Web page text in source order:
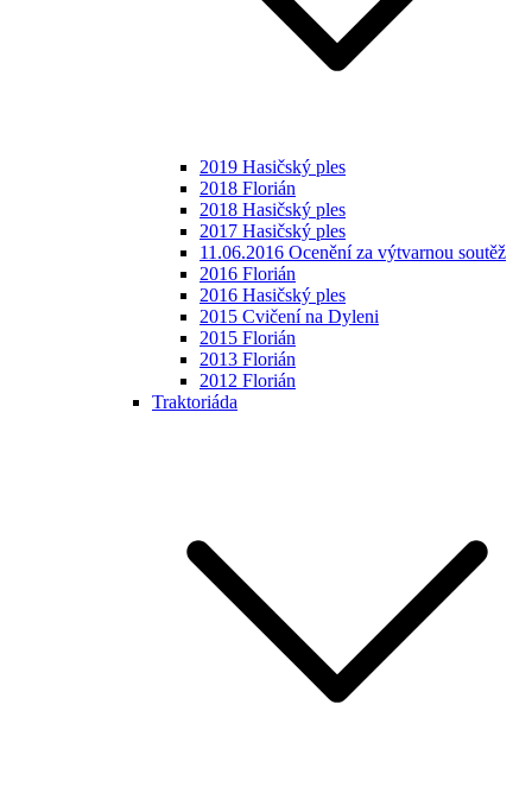
2019 Hasičský ples
2018 Florián
2018 Hasičský ples
2017 Hasičský ples
11.06.2016 Ocenění za výtvarnou soutěž
2016 Florián
2016 Hasičský ples
2015 Cvičení na Dyleni
2015 Florián
2013 Florián
2012 Florián
Traktoriáda